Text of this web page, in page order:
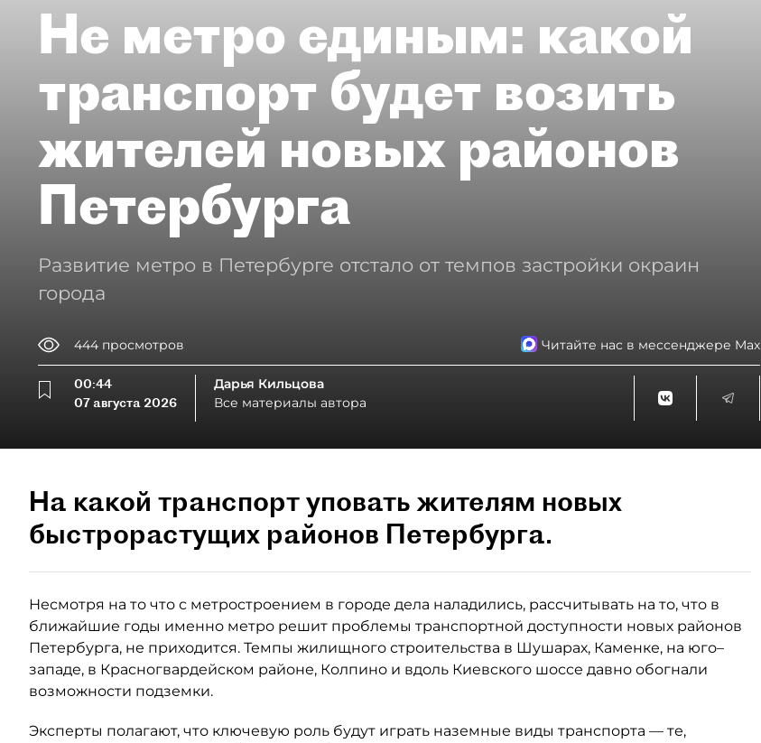
Не метро единым: какой
транспорт будет возить
жителей новых районов
Петербурга
Развитие метро в Петербурге отстало от темпов застройки окраин
города
444 просмотров Читайте нас в мессенджере Max
00:44
07 августа 2026
Дарья Кильцова
Все материалы автора
На какой транспорт уповать жителям новых
быстрорастущих районов Петербурга.
Несмотря на то что с метростроением в городе дела наладились, рассчитывать на то, что в
ближайшие годы именно метро решит проблемы транспортной доступности новых районов
Петербурга, не приходится. Темпы жилищного строительства в Шушарах, Каменке, на юго–
западе, в Красногвардейском районе, Колпино и вдоль Киевского шоссе давно обогнали
возможности подземки.
Эксперты полагают, что ключевую роль будут играть наземные виды транспорта — те,